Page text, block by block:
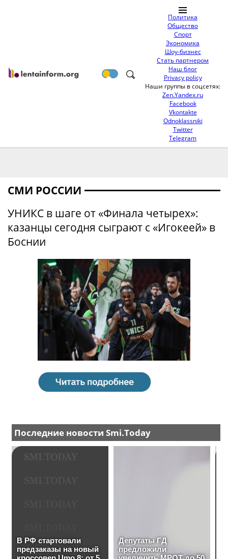
Политика
Общество
Спорт
Экономика
Шоу-бизнес
Стать партнером
Наш блог
Privacy policy
Наши группы в соцсетях:
Zen.Yandex.ru
Facebook
Vkontakte
Odnoklassniki
Twitter
Telegram
СМИ РОССИИ
УНИКС в шаге от «Финала четырех»:
казанцы сегодня сыграют с «Игокеей» в
Боснии